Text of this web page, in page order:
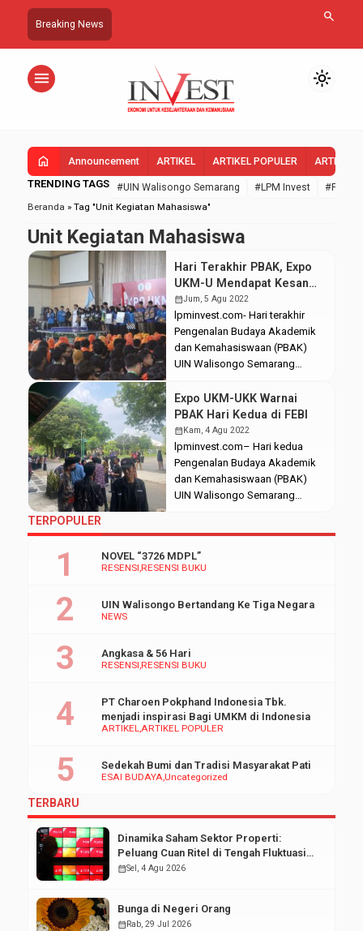
Breaking News search
menu light_mode
home Announcement ARTIKEL ARTIKEL POPULER ARTIKEL
TRENDING TAGS #UIN Walisongo Semarang #LPM Invest
#FEBI
Beranda » Tag "Unit Kegiatan Mahasiswa"
Unit Kegiatan Mahasiswa
Hari Terakhir PBAK, Expo
UKM-U Mendapat Kesan
Positif dari Maba
calendar_monthJum, 5 Agu 2022
lpminvest.com- Hari terakhir
Pengenalan Budaya Akademik
dan Kemahasiswaan (PBAK)
UIN Walisongo Semarang
(5/8/2022). Dimeriahkan dengan
pengenalan expo Unit Kegiatan
Mahasiswa (UKM) Universitas
yang bertempat di Gedung
Auditorium II Kampus III UIN
Walisongo. Universitas
mengenalkan UKM yang ada di
setiap UKM […]
Expo UKM-UKK Warnai
PBAK Hari Kedua di FEBI
calendar_monthKam, 4 Agu 2022
lpminvest.com– Hari kedua
Pengenalan Budaya Akademik
dan Kemahasiswaan (PBAK)
UIN Walisongo Semarang
sebelumnya yang dilaksanakan
UKM Fakultas Ekonomi dan
Kamis, (4/8/2022). Expo UKM
TERPOPULER
RESENSI RESENSI BUKU
NOVEL “3726 MDPL”
NEWS
UIN Walisongo Bertandang Ke Tiga Negara
RESENSI RESENSI BUKU
Angkasa & 56 Hari
ARTIKELARTIKEL POPULER
PT Charoen Pokphand Indonesia Tbk.
menjadi inspirasi Bagi UMKM di Indonesia
ESAI BUDAYAUncategorized
Sedekah Bumi dan Tradisi Masyarakat Pati
TERBARU
Dinamika Saham Sektor Properti:
Peluang Cuan Ritel di Tengah Fluktuasi
Pasar Modal
calendar_monthSel, 4 Agu 2026
Bunga di Negeri Orang
calendar_monthRab, 29 Jul 2026